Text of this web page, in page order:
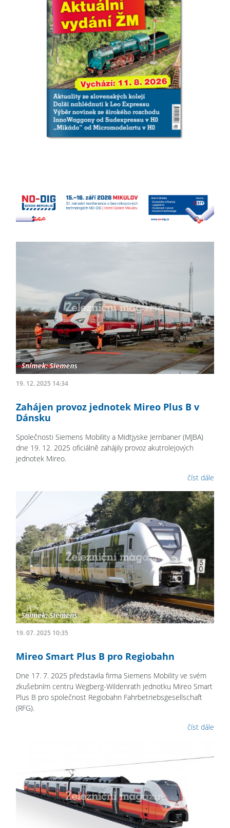
19. 12. 2025 14:34
Zahájen provoz jednotek Mireo Plus B v
Dánsku
Společnosti Siemens Mobility a Midtjyske Jernbaner (MJBA)
dne 19. 12. 2025 oficiálně zahájily provoz akutrolejových
jednotek Mireo.
číst dále
19. 07. 2025 10:35
Mireo Smart Plus B pro Regiobahn
Dne 17. 7. 2025 představila firma Siemens Mobility ve svém
zkušebním centru Wegberg-Wildenrath jednotku Mireo Smart
Plus B pro společnost Regiobahn Fahrbetriebsgesellschaft
(RFG).
číst dále